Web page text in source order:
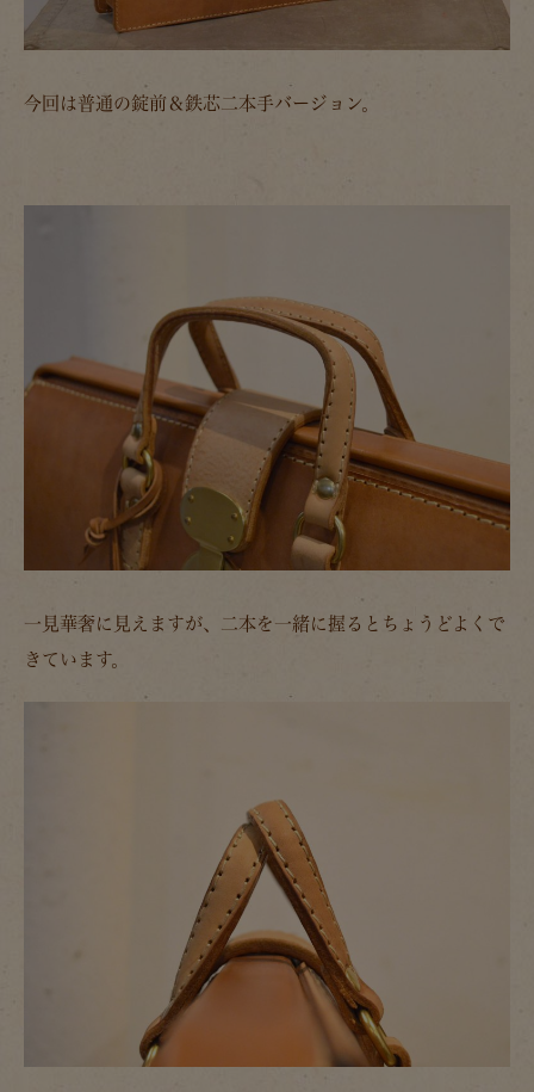
今回は普通の錠前＆鉄芯二本手バージョン。
一見華奢に見えますが、二本を一緒に握るとちょうどよくで
きています。